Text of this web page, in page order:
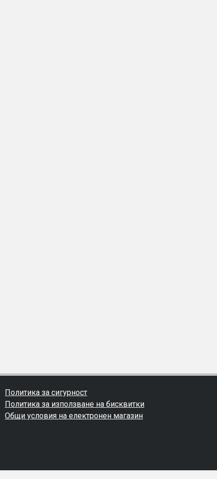
Политика за сигурност
Политика за използване на бисквитки
Общи условия на електронен магазин